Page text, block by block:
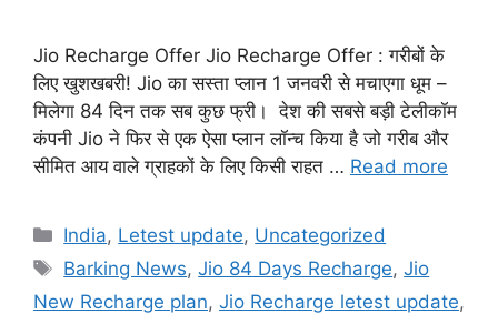
Jio Recharge Offer Jio Recharge Offer : गरीबों के
लिए खुशखबरी! Jio का सस्ता प्लान 1 जनवरी से मचाएगा धूम –
मिलेगा 84 दिन तक सब कुछ फ्री। देश की सबसे बड़ी टेलीकॉम
कंपनी Jio ने फिर से एक ऐसा प्लान लॉन्च किया है जो गरीब और
सीमित आय वाले ग्राहकों के लिए किसी राहत … Read more
Categories
India, Letest update, Uncategorized
Tags
Barking News,Jio 84 Days Recharge,Jio
New Recharge plan, Jio Recharge letest update,